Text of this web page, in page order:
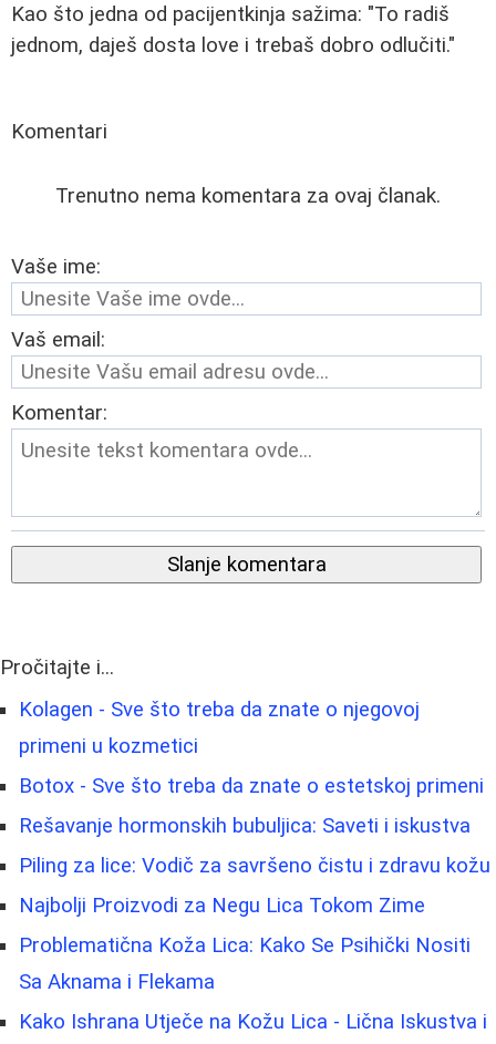
Kao što jedna od pacijentkinja sažima: "To radiš
jednom, daješ dosta love i trebaš dobro odlučiti."
Komentari
Trenutno nema komentara za ovaj članak.
Vaše ime:
Vaš email:
Komentar:
Slanje komentara
Pročitajte i...
Kolagen - Sve što treba da znate o njegovoj
primeni u kozmetici
Botox - Sve što treba da znate o estetskoj primeni
Rešavanje hormonskih bubuljica: Saveti i iskustva
Piling za lice: Vodič za savršeno čistu i zdravu kožu
Najbolji Proizvodi za Negu Lica Tokom Zime
Problematična Koža Lica: Kako Se Psihički Nositi
Sa Aknama i Flekama
Kako Ishrana Utječe na Kožu Lica - Lična Iskustva i